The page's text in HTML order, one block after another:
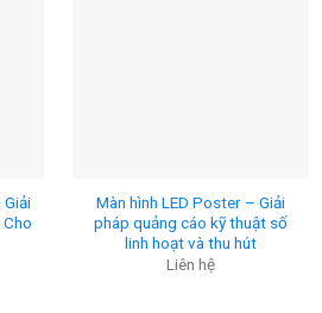
Giải
Màn hình LED Poster – Giải
pháp quảng cáo kỹ thuật số
linh hoạt và thu hút
Liên hệ